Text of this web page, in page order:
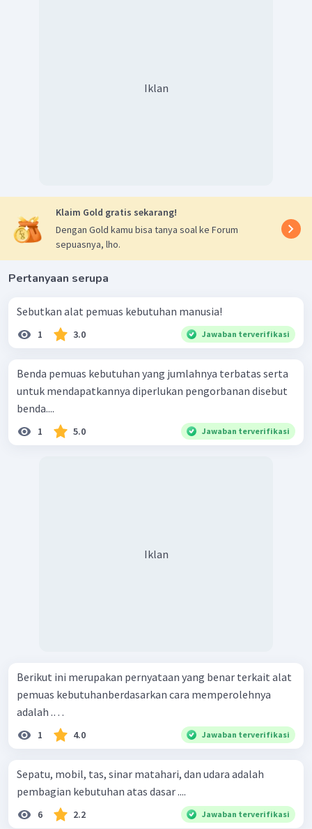
Iklan
Klaim Gold gratis sekarang!
Dengan Gold kamu bisa tanya soal ke Forum
sepuasnya, lho.
Pertanyaan serupa
Sebutkan alat pemuas kebutuhan manusia!
1 3.0 Jawaban terverifikasi
Benda pemuas kebutuhan yang jumlahnya terbatas serta
untuk mendapatkannya diperlukan pengorbanan disebut
benda....
1 5.0 Jawaban terverifikasi
Iklan
Berikut ini merupakan pernyataan yang benar terkait alat
pemuas kebutuhanberdasarkan cara memperolehnya
adalah .…
1 4.0 Jawaban terverifikasi
Sepatu, mobil, tas, sinar matahari, dan udara adalah
pembagian kebutuhan atas dasar ....
6 2.2 Jawaban terverifikasi